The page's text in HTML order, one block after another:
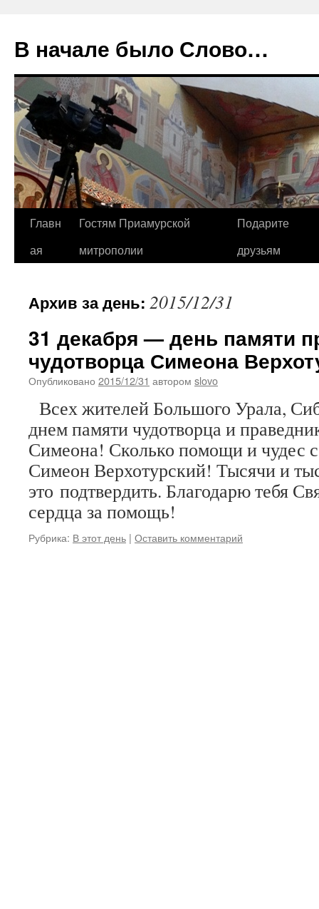
В начале было Слово…
Перейти
Главн
ая
Гостям Приамурской
митрополии
Подарите
друзьям
Архив за день: 2015/12/31
31 декабря — день памяти
чудотворца Симеона
Опубликовано 2015/12/31 автором slovo
Всех жителей Большого Урала,
днем памяти чудотворца и
Симеона! Сколько помощи и чудес
Симеон Верхотурский! Тысячи и
это подтвердить. Благодарю тебя
сердца за помощь!
Рубрика: В этот день | Оставить комментарий